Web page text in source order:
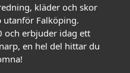
kläder och skor
utanför Falköping.
och erbjuder idag ett
en hel del hittar du